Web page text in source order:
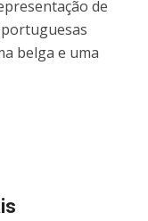
de
portuguesas
belga e uma